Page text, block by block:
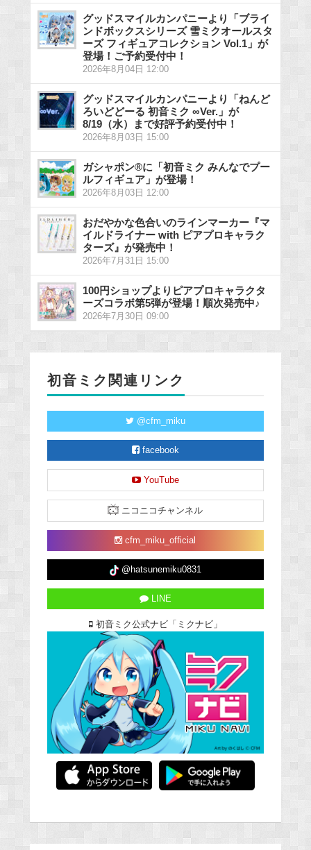
グッドスマイルカンパニーより「ブライ
ンドボックスシリーズ 雪ミクオールスタ
ーズ フィギュアコレクション Vol.1」が
登場！ご予約受付中！
2026年8月04日 12:00
グッドスマイルカンパニーより「ねんど
ろいどどーる 初音ミク ∞Ver.」が
8/19（水）まで好評予約受付中！
2026年8月03日 15:00
ガシャポン®に「初音ミク みんなでプー
ルフィギュア」が登場！
2026年8月03日 12:00
おだやかな色合いのラインマーカー『マ
イルドライナー with ピアプロキャラク
ターズ』が発売中！
2026年7月31日 15:00
100円ショップよりピアプロキャラクタ
ーズコラボ第5弾が登場！順次発売中♪
2026年7月30日 09:00
初音ミク関連リンク
@cfm_miku
facebook
YouTube
ニコニコチャンネル
cfm_miku_official
@hatsunemiku0831
LINE
初音ミク公式ナビ「ミクナビ」